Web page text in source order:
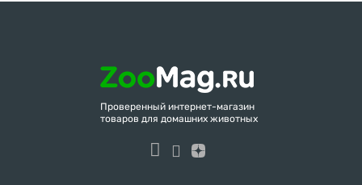
Проверенный интернет-магазин
товаров для домашних животных